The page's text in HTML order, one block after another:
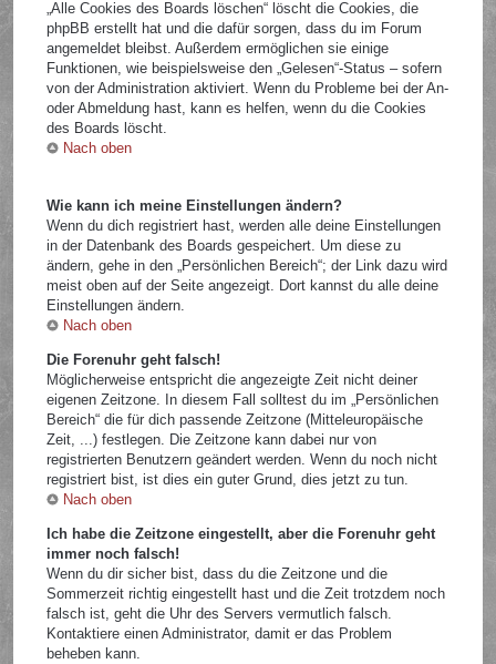
„Alle Cookies des Boards löschen“ löscht die Cookies, die
phpBB erstellt hat und die dafür sorgen, dass du im Forum
angemeldet bleibst. Außerdem ermöglichen sie einige
Funktionen, wie beispielsweise den „Gelesen“-Status – sofern
von der Administration aktiviert. Wenn du Probleme bei der An-
oder Abmeldung hast, kann es helfen, wenn du die Cookies
des Boards löscht.
Nach oben
Wie kann ich meine Einstellungen ändern?
Wenn du dich registriert hast, werden alle deine Einstellungen
in der Datenbank des Boards gespeichert. Um diese zu
ändern, gehe in den „Persönlichen Bereich“; der Link dazu wird
meist oben auf der Seite angezeigt. Dort kannst du alle deine
Einstellungen ändern.
Nach oben
Die Forenuhr geht falsch!
Möglicherweise entspricht die angezeigte Zeit nicht deiner
eigenen Zeitzone. In diesem Fall solltest du im „Persönlichen
Bereich“ die für dich passende Zeitzone (Mitteleuropäische
Zeit, ...) festlegen. Die Zeitzone kann dabei nur von
registrierten Benutzern geändert werden. Wenn du noch nicht
registriert bist, ist dies ein guter Grund, dies jetzt zu tun.
Nach oben
Ich habe die Zeitzone eingestellt, aber die Forenuhr geht
immer noch falsch!
Wenn du dir sicher bist, dass du die Zeitzone und die
Sommerzeit richtig eingestellt hast und die Zeit trotzdem noch
falsch ist, geht die Uhr des Servers vermutlich falsch.
Kontaktiere einen Administrator, damit er das Problem
beheben kann.